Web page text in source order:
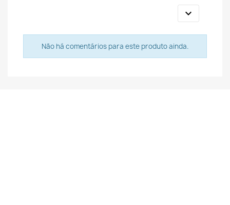

Não há comentários para este produto ainda.